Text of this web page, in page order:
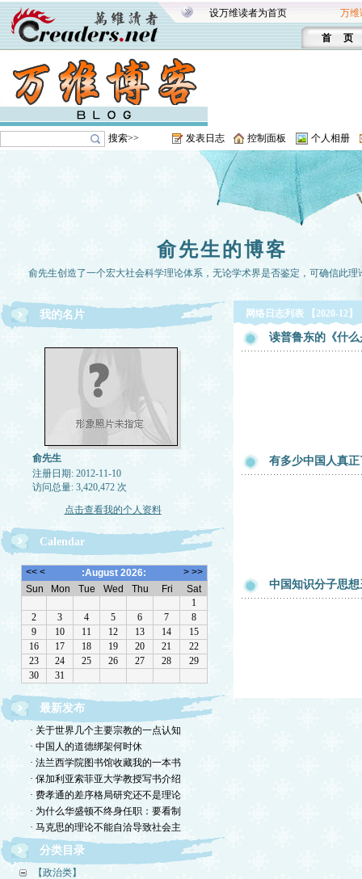
设万维读者为首页 万维
首 页
搜索>> 发表日志 控制面板 个人相册
俞先生的博客
俞先生创造了一个宏大社会科学理论体系，无论学术界是否鉴定，可确信此理
我的名片
俞先生
注册日期: 2012-11-10
访问总量: 3,420,472 次
点击查看我的个人资料
Calendar
最新发布
· 关于世界几个主要宗教的一点认知
· 中国人的道德绑架何时休
· 法兰西学院图书馆收藏我的一本书
· 保加利亚索菲亚大学教授写书介绍
· 费孝通的差序格局研究还不是理论
· 为什么华盛顿不终身任职：要看制
· 马克思的理论不能自洽导致社会主
分类目录
【政治类】
网络日志列表 【2020-12】
读普鲁东的《什
有多少中国人真
中国知识分子思想